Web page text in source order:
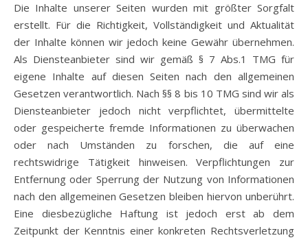
Die Inhalte unserer Seiten wurden mit größter Sorgfalt
erstellt. Für die Richtigkeit, Vollständigkeit und Aktualität
der Inhalte können wir jedoch keine Gewähr übernehmen.
Als Diensteanbieter sind wir gemäß § 7 Abs.1 TMG für
eigene Inhalte auf diesen Seiten nach den allgemeinen
Gesetzen verantwortlich. Nach §§ 8 bis 10 TMG sind wir als
Diensteanbieter jedoch nicht verpflichtet, übermittelte
oder gespeicherte fremde Informationen zu überwachen
oder nach Umständen zu forschen, die auf eine
rechtswidrige Tätigkeit hinweisen. Verpflichtungen zur
Entfernung oder Sperrung der Nutzung von Informationen
nach den allgemeinen Gesetzen bleiben hiervon unberührt.
Eine diesbezügliche Haftung ist jedoch erst ab dem
Zeitpunkt der Kenntnis einer konkreten Rechtsverletzung